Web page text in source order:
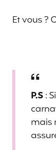
Et vous ?
P.S:
mais